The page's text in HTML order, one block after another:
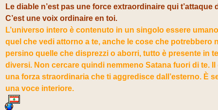
Le diable n’est pas une force extraordinaire qui t’attaque
C’est une voix ordinaire en toi.
L’universo intero è contenuto in un singolo essere
quel che vedi attorno a te, anche le cose che potrebbero
persino quelle che disprezzi o aborri, tutto è presente in
diversi. Non cercare quindi nemmeno Satana fuori di te.
una forza straordinaria che ti aggredisce dall’esterno. È
una voce interiore.